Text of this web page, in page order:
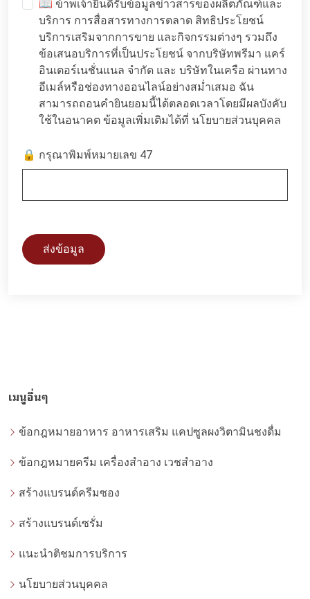
📖 ข้าพเจ้ายินดีรับข้อมูลข่าวสารของผลิตภัณฑ์และ
บริการ การสื่อสารทางการตลาด สิทธิประโยชน์
บริการเสริมจากการขาย และกิจกรรมต่างๆ รวมถึง
ข้อเสนอบริการที่เป็นประโยชน์ จากบริษัทพรีมา แคร์
อินเตอร์เนชั่นแนล จำกัด และ บริษัทในเครือ ผ่านทาง
อีเมล์หรือช่องทางออนไลน์อย่างสม่ำเสมอ ฉัน
สามารถถอนคำยินยอมนี้ได้ตลอดเวลาโดยมีผลบังคับ
ใช้ในอนาคต ข้อมูลเพิ่มเติมได้ที่ นโยบายส่วนบุคคล
🔒 กรุณาพิมพ์หมายเลข 47
ส่งข้อมูล
เมนูอื่นๆ
ข้อกฎหมายอาหาร อาหารเสริม แคปซูลผงวิตามินชงดื่ม
ข้อกฎหมายครีม เครื่องสำอาง เวชสำอาง
สร้างแบรนด์ครีมซอง
สร้างแบรนด์เซรั่ม
แนะนำติชมการบริการ
นโยบายส่วนบุคคล